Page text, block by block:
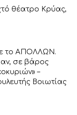
θέατρο Κρύας,
το ΑΠΟΛΛΩΝ.
σε βάρος
–
Βοιωτίας